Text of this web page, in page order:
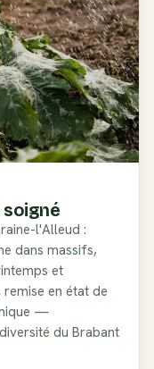
l'Alleud :
dans massifs,
et
en état de
—
du Brabant